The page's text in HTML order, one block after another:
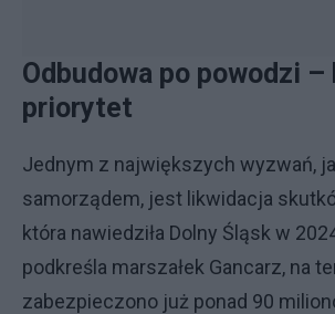
Odbudowa po powodzi
priorytet
Jednym z największych wyzwań,
samorządem, jest likwidacja
która nawiedziła Dolny Śląsk w
podkreśla marszałek Gancarz, na
zabezpieczono już ponad 90